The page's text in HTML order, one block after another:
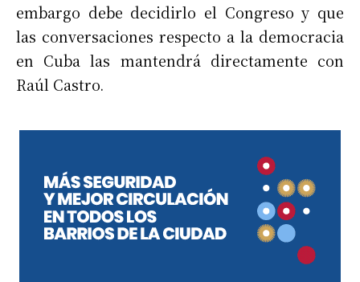
embargo debe decidirlo el Congreso y que
las conversaciones respecto a la democracia
en Cuba las mantendrá directamente con
Raúl Castro.